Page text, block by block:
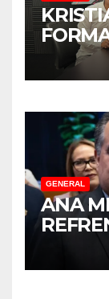
PARA
GENERAL
ANA
LA